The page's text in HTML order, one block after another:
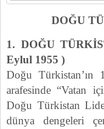
DOĞU
1. DOĞU
Eylul 1955 )
Doğu Türkistan’ın
arafesinde “Vatan
Doğu Türkistan
dünya dengeleri